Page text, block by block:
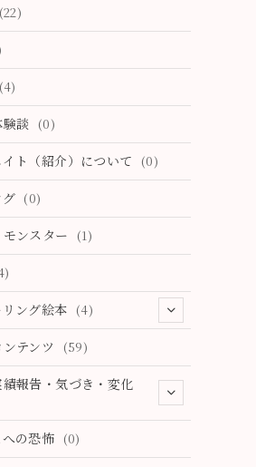
(0)
(28)
(18)
(9)
(6)
(37)
(11)
(11)
(22)
(4)
談 (0)
ト（紹介）について (0)
(0)
ンスター (1)
ング絵本 (4)
(1)
テンツ (59)
報告・気づき・変化
の恐怖 (0)